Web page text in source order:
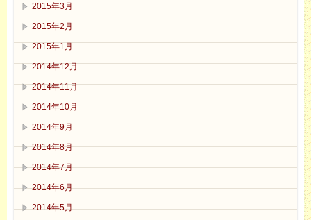
2015年3月
2015年2月
2015年1月
2014年12月
2014年11月
2014年10月
2014年9月
2014年8月
2014年7月
2014年6月
2014年5月